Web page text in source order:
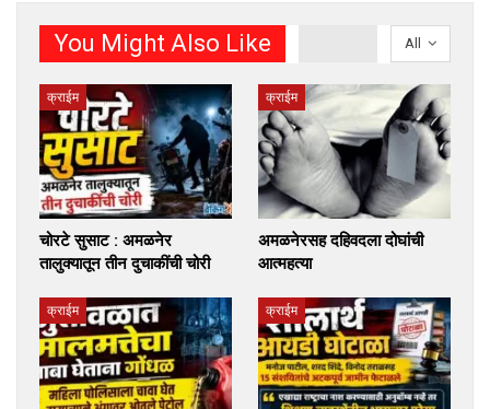
All
You Might Also Like
क्राईम
चोरटे सुसाट : अमळनेर
तालुक्यातून तीन दुचाकींची चोरी
क्राईम
अमळनेरसह दहिवदला दोघांची
आत्महत्या
क्राईम क्राईम